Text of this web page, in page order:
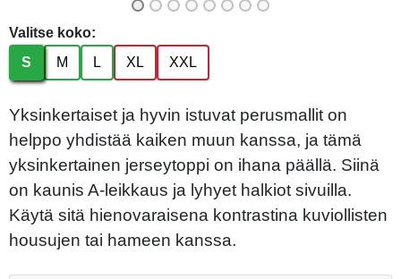
Valitse koko:
S
M L XL XXL
Yksinkertaiset ja hyvin istuvat perusmallit on
helppo yhdistää kaiken muun kanssa, ja tämä
yksinkertainen jerseytoppi on ihana päällä. Siinä
on kaunis A-leikkaus ja lyhyet halkiot sivuilla.
Käytä sitä hienovaraisena kontrastina kuviollisten
housujen tai hameen kanssa.